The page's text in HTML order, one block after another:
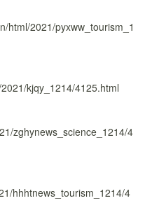
html/2021/pyxww_tourism_1
kjqy_1214/4125.html
zghynews_science_1214/4
hhhtnews_tourism_1214/4